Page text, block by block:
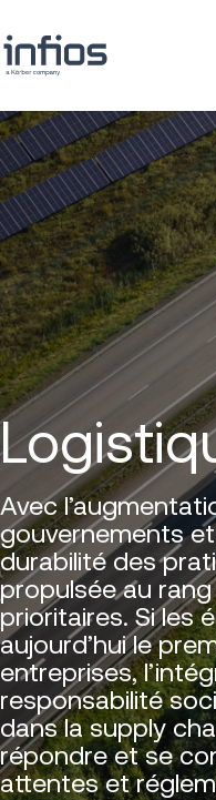
Avec
gouvernements
durabilité des
propulsée au
prioritaires. Si les
aujourd’hui le
entreprises,
responsabilité
dans la supply
répondre et se
attentes et